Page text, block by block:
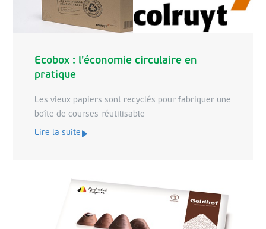
Ecobox : l'économie circulaire en
pratique
Les vieux papiers sont recyclés pour fabriquer une
boîte de courses réutilisable
Lire la suite